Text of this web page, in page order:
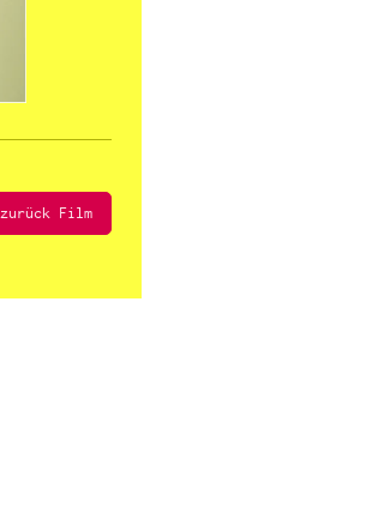
zurück Film